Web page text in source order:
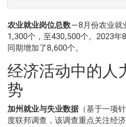
农业就业岗位总数—8月份农业就
1,300个，至430,500个。2023年
同期增加了8,600个。
经济活动中的人
势
加州就业与失业数据（基于一项
度联邦调查，该调查重点关注经济